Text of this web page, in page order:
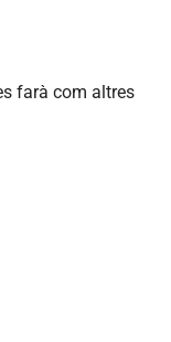
farà com altres